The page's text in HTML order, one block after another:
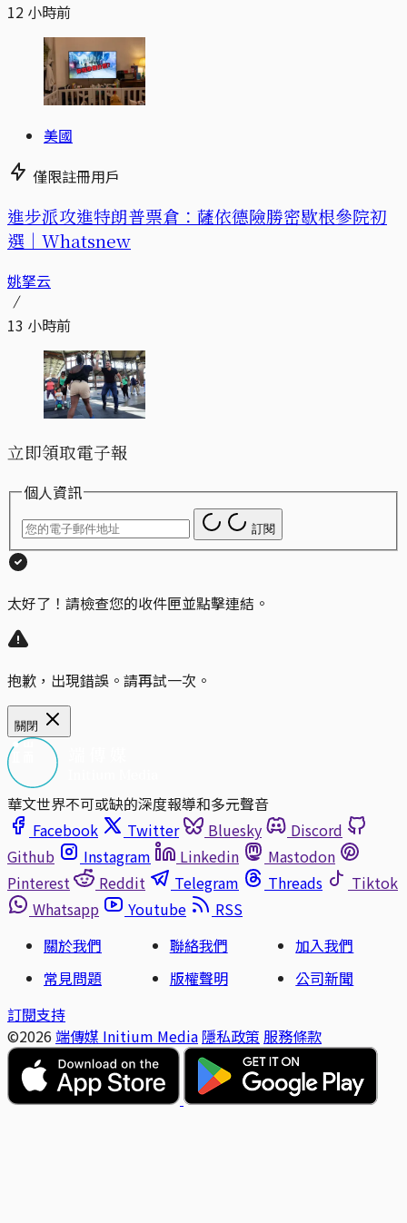
12 小時前
美國
僅限註冊用戶
進步派攻進特朗普票倉：薩依德險勝密歇根參院初
選｜Whatsnew
姚拏云
13 小時前
立即領取電子報
個人資訊
訂閱
太好了！請檢查您的收件匣並點擊連結。
抱歉，出現錯誤。請再試一次。
關閉
華文世界不可或缺的深度報導和多元聲音
Facebook
Twitter Bluesky
Discord
Github
Instagram Linkedin
Mastodon
Pinterest
Reddit Telegram Threads
Tiktok
Whatsapp
Youtube
RSS
關於我們
聯絡我們
加入我們
常見問題
版權聲明
公司新聞
訂閱支持
©2026 端傳媒 Initium Media 隱私政策 服務條款